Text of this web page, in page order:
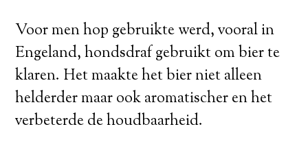
Voor men hop gebruikte werd, vooral in
Engeland, hondsdraf gebruikt om bier te
klaren. Het maakte het bier niet alleen
helderder maar ook aromatischer en het
verbeterde de houdbaarheid.